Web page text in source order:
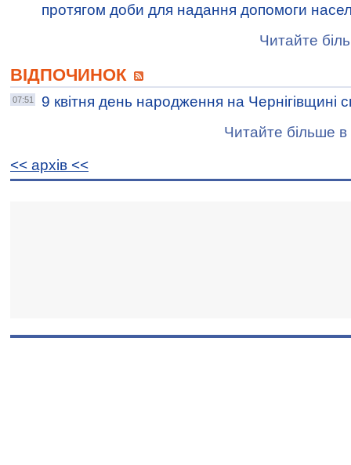
протягом доби для надання допомоги
Читайте
ВІДПОЧИНОК
07:51
9 квітня день народження на Чернігівщині
Читайте більше в
<< архiв <<